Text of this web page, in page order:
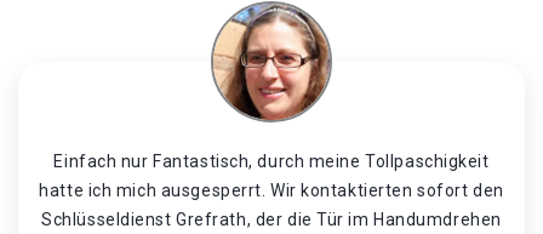
Einfach nur Fantastisch, durch meine Tollpaschigkeit
hatte ich mich ausgesperrt. Wir kontaktierten sofort den
Schlüsseldienst Grefrath, der die Tür im Handumdrehen